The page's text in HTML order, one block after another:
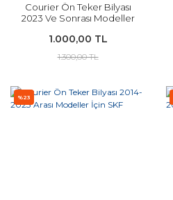
Courier Ön Teker Bilyası
2023 Ve Sonrası Modeller
1.000,00 TL
1.300,00 TL
%23